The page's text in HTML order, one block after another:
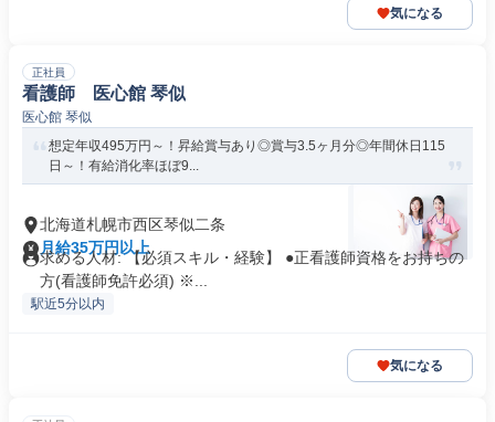
気になる
正社員
看護師 医心館 琴似
医心館 琴似
想定年収495万円～！昇給賞与あり◎賞与3.5ヶ月分◎年間休日115
日～！有給消化率ほぼ9...
北海道札幌市西区琴似二条
月給35万円以上
求める人材: 【必須スキル・経験】 ●正看護師資格をお持ちの
方(看護師免許必須) ※...
駅近5分以内
気になる